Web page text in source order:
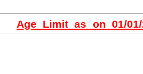
Age Limit as on 01/01/